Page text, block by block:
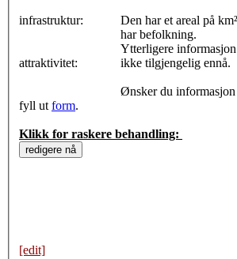
infrastruktur:
attraktivitet:
Den har et areal
har befolkning.
Ytterligere
ikke tilgjengelig ennå.
Ønsker du informasjon
fyll ut form.
Klikk for raskere behandling:
[edit]